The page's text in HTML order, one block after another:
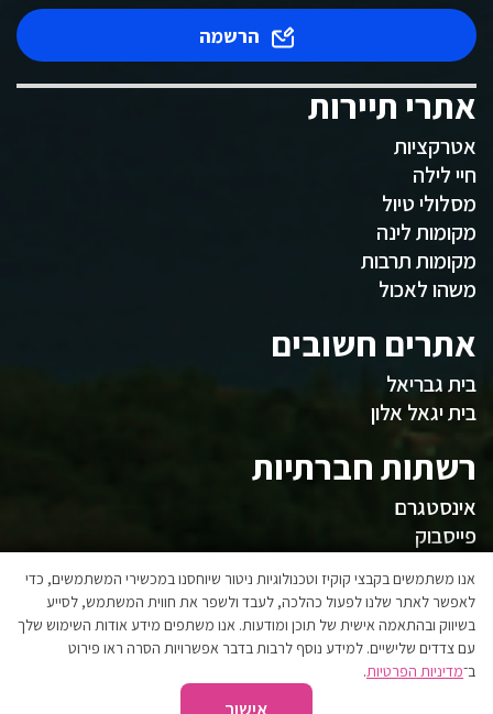
הרשמה
אתרי תיירות
אטרקציות
חיי לילה
מסלולי טיול
מקומות לינה
מקומות תרבות
משהו לאכול
אתרים חשובים
בית גבריאל
בית יגאל אלון
רשתות חברתיות
אינסטגרם
פייסבוק
המועצה
אגפי המועצה
הצהרת נגישות
אנו משתמשים בקבצי קוקיז וטכנולוגיות ניטור שיוחסנו במכשירי המשתמשים, כדי
לאפשר לאתר שלנו לפעול כהלכה, לעבד ולשפר את חווית המשתמש, לסייע
בשיווק ובהתאמה אישית של תוכן ומודעות. אנו משתפים מידע אודות השימוש שלך
עם צדדים שלישיים. למידע נוסף לרבות בדבר אפשרויות הסרה ראו פירוט
ב־מדיניות הפרטיות.